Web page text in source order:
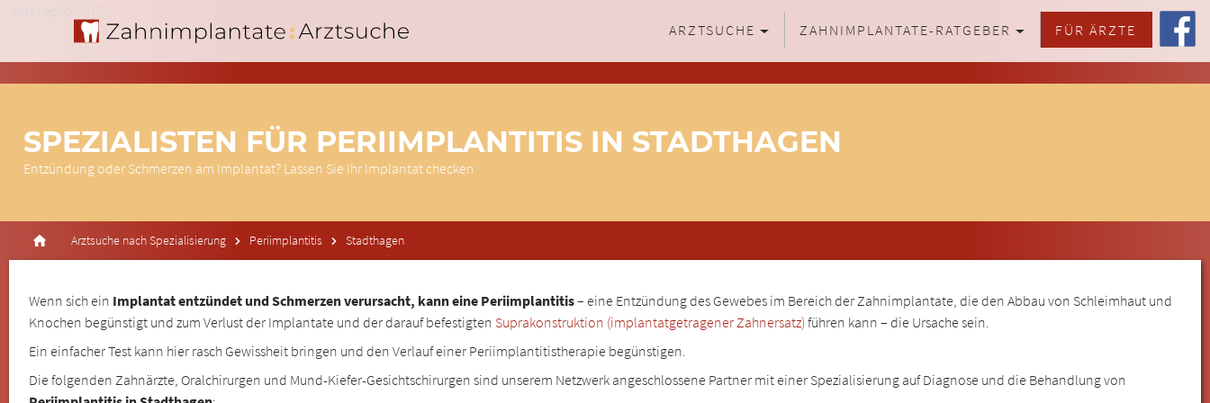
'; }else{ echo '
'; } ?>
ARZTSUCHE
ZAHNIMPLANTATE-RATGEBER FÜR ÄRZTE
SPEZIALISTEN FÜR PERIIMPLANTITIS IN STADTHAGEN
Entzündung oder Schmerzen am Implantat? Lassen Sie Ihr Implantat checken
Arztsuche nach Spezialisierung Periimplantitis Stadthagen
Wenn sich ein Implantat entzündet und Schmerzen verursacht, kann eine Periimplantitis– eine Entzündung des Gewebes im Bereich der Zahnimplantate, die den Abbau von Schleimhaut und
Knochen begünstigt und zum Verlust der Implantate und der darauf befestigten Suprakonstruktion (implantatgetragener Zahnersatz) führen kann – die Ursache sein.
Ein einfacher Test kann hier rasch Gewissheit bringen und den Verlauf einer Periimplantitistherapie begünstigen.
Die folgenden Zahnärzte, Oralchirurgen und Mund-Kiefer-Gesichtschirurgen sind unserem Netzwerk angeschlossene Partner mit einer Spezialisierung auf Diagnose und die Behandlung von